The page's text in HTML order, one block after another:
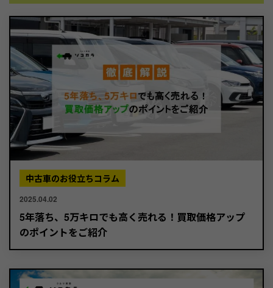
中古車のお役立ちコラム
2025.04.02
5年落ち、5万キロでも高く売れる！買取価格アップ
のポイントをご紹介